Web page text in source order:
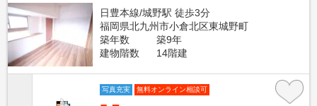
日豊本線/城野駅 徒歩3分
福岡県北九州市小倉北区東城野町
築年数
築9年
建物階数
14階建
写真充実 無料オンライン相談可